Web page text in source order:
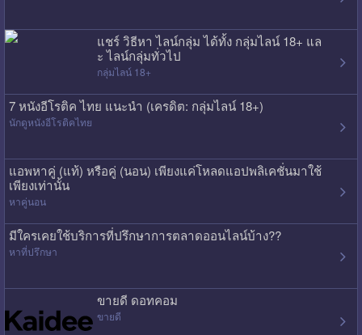
แชร์ วิธีหา ไลน์กลุ่ม ได้ทั้ง กลุ่มไลน์ 18+ แล
ะ ไลน์กลุ่มทั่วไป
กลุ่มไลน์ 18+
7 หนังอีโรติค ไทย แนะนำ (เครดิต: กลุ่มไลน์ 18+)
นักดูหนังอีโรติคไทย
แอพหาคู่ (แท้) หรือคู่ (นอน) เพียงแค่โหลดแอปพลิเคชั่นมาใช้
เพียงเท่านั้น
หาคู่นอน
มีใครเคยใช้บริการที่ปรึกษาการตลาดออนไลน์บ้าง??
หาที่ปรึกษา
ขายดี ดอทคอม
ขายดี